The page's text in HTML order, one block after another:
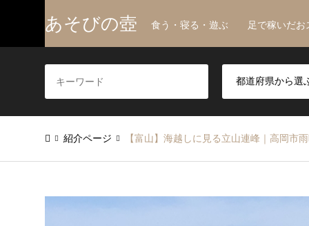
あそびの壺 食う・寝る・遊ぶ 足で稼いだお
紹介ページ 【富山】海越しに見る立山連峰｜高岡市